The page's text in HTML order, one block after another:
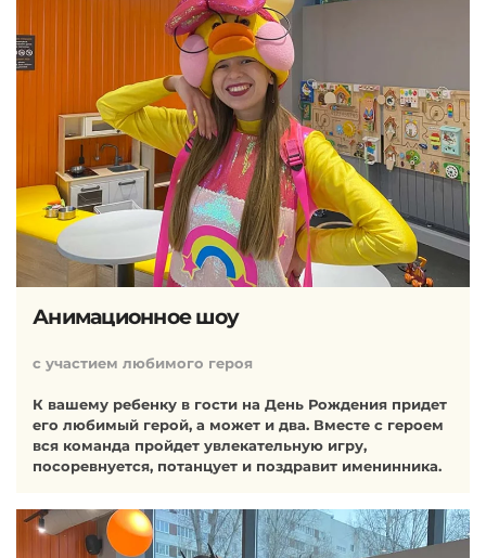
Анимационное шоу
с участием любимого героя
К вашему ребенку в гости на День Рождения придет
его любимый герой, а может и два. Вместе с героем
вся команда пройдет увлекательную игру,
посоревнуется, потанцует и поздравит именинника.